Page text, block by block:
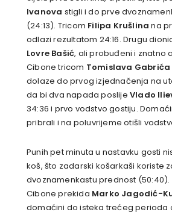
Ivanova stigli i do prve
(24:13). Tricom Filipa Krušlina na
odlazi rezultatom 24:16. Drugu
Lovre Bašić, ali probuđeni i znatno
Cibone tricom Tomislava Gabrića
dolaze do prvog izjednačenja na
da bi dva napada poslije Vlado
34:36 i prvo vodstvo gostiju.
pribrali i na poluvrijeme otišli
Punih pet minuta u nastavku gosti
koš, što zadarski košarkaši koriste
dvoznamenkastu prednost (50:40).
Cibone prekida Marko Jagodić-
domaćini do isteka trećeg perioda